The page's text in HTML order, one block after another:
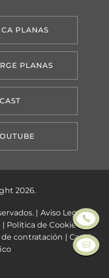
PLANAS
PLANAS
2026.
| Aviso Legal|
| Política de Cookies|
contratación | Canal